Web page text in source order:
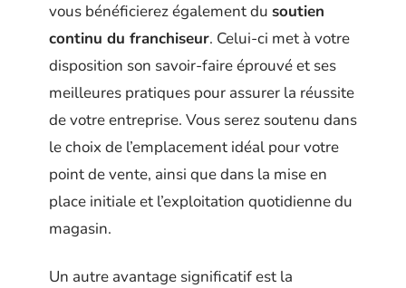
vous bénéficierez également du soutien
continu du franchiseur. Celui-ci met à votre
disposition son savoir-faire éprouvé et ses
meilleures pratiques pour assurer la réussite
de votre entreprise. Vous serez soutenu dans
le choix de l’emplacement idéal pour votre
point de vente, ainsi que dans la mise en
place initiale et l’exploitation quotidienne du
magasin.
Un autre avantage significatif est la